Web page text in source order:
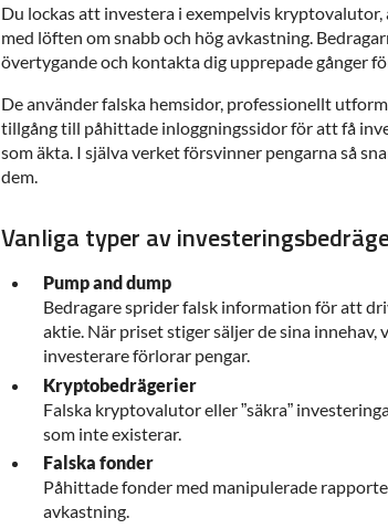
Du lockas att investera i exempelvis
med löften om snabb och hög avkastning.
övertygande och kontakta dig upprepade gånger
De använder falska hemsidor, professionellt
tillgång till påhittade inloggningssidor för att få
som äkta. I själva verket försvinner pengarna så
dem.
Vanliga typer av
Pump and dump
Bedragare sprider falsk information för att
aktie. När priset stiger säljer de sina innehav,
investerare förlorar pengar.
Kryptobedrägerier
Falska kryptovalutor eller ”säkra”
som inte existerar.
Falska fonder
Påhittade fonder med manipulerade
avkastning.